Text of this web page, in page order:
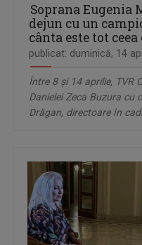
Soprana Eugenia
dejun cu un
cânta este tot
publicat: duminică, 14
Între 8 și 14 aprilie, TVR
Danielei Zeca Buzura cu
Drăgan, directoare în